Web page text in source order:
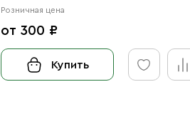
Розничная цена
от 300 ₽
Купить